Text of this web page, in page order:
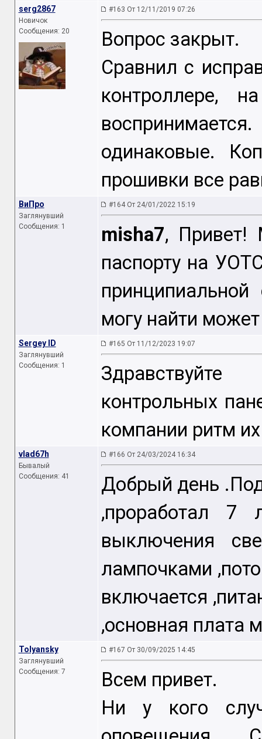
serg2867
Новичок
Сообщения: 20
#163 От 12/11/2019 07:26
Вопрос закрыт.
Сравнил с
контроллере,
одинаковые.
прошивки все
ВиПро
Заглянувший
Сообщения: 1
#164 От 24/01/2022 15:19
misha7, Привет!
паспорту на
могу найти
Sergey ID
Заглянувший
Сообщения: 1
#165 От 11/12/2023 19:07
контрольных
компании ритм
vlad67h
Бывалый
Сообщения: 41
#166 От 24/03/2024 16:34
Добрый день
,проработал 7
выключения
лампочками
включается
,основная плата
Tolyansky
Заглянувший
Сообщения: 7
#167 От 30/09/2025 14:45
Всем привет.
Ни у кого